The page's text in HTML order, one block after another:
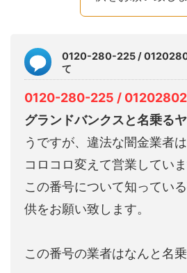
0120-280-225 /
て
0120-280-225 /
グランドバンクスと名乗る
うですが、違法な闇金業者
コロコロ変えて営業していま
この番号について知ってい
供をお願い致します。
この番号の業者はなんと名